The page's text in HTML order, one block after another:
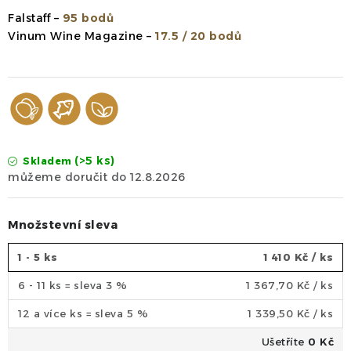
Falstaff – 95 bodů
Vinum Wine Magazine – 17.5 / 20 bodů
Skladem (>5 ks)
12.8.2026
Množstevní sleva
1 - 5 ks 1 410 Kč / ks
6 - 11 ks = sleva 3 % 1 367,70 Kč / ks
12 a více ks = sleva 5 % 1 339,50 Kč / ks
Ušetříte 0 Kč